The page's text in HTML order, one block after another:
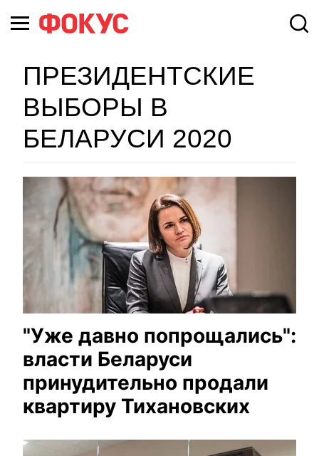
ПРЕЗИДЕНТСКИЕ
ВЫБОРЫ В
БЕЛАРУСИ 2020
"Уже давно попрощались":
власти Беларуси
принудительно продали
квартиру Тихановских